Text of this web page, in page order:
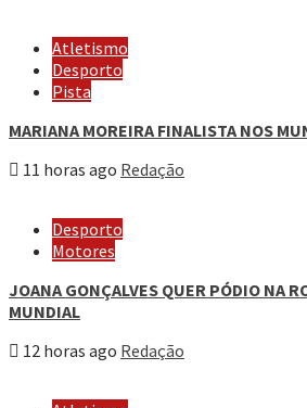
Atletismo
Desporto
Pista
MARIANA MOREIRA FINALISTA NOS
11 horas ago Redação
Desporto
Motores
JOANA GONÇALVES QUER PÓDIO NA
MUNDIAL
12 horas ago Redação